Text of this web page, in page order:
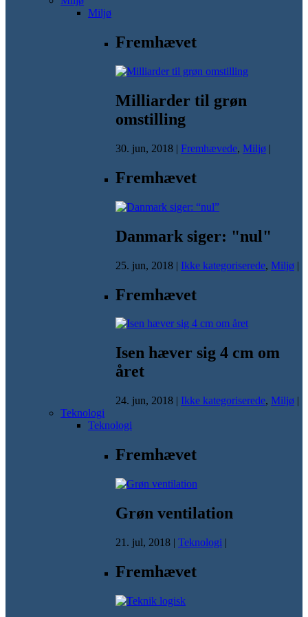
Miljø
Fremhævet
Milliarder til grøn
omstilling
30. jun, 2018 | Fremhævede, Miljø |
Fremhævet
Danmark siger: "nul"
25. jun, 2018 | Ikke kategoriserede, Miljø |
Fremhævet
Isen hæver sig 4 cm om
året
24. jun, 2018 | Ikke kategoriserede, Miljø |
Teknologi
Teknologi
Fremhævet
Grøn ventilation
21. jul, 2018 | Teknologi |
Fremhævet